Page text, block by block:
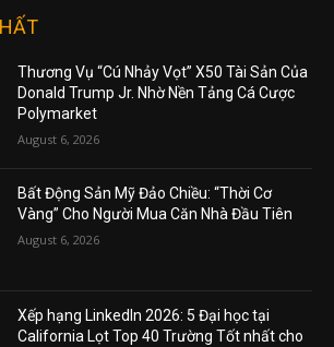
Thương Vụ “Cú Nhảy Vọt” X50 Tài Sản Của
Donald Trump Jr. Nhờ Nền Tảng Cá Cược
Polymarket
August 6, 2026
Bất Động Sản Mỹ Đảo Chiều: “Thời Cơ
Vàng” Cho Người Mua Căn Nhà Đầu Tiên
August 6, 2026
Xếp hạng LinkedIn 2026: 5 Đại học tại
California Lọt Top 40 Trường Tốt nhất cho